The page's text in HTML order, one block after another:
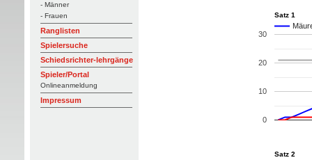
- Männer
- Frauen
Ranglisten
Spielersuche
Schiedsrichter-lehrgänge
Spieler/Portal
Onlineanmeldung
Impressum
Satz 1
0
10
20
30
Satz 2